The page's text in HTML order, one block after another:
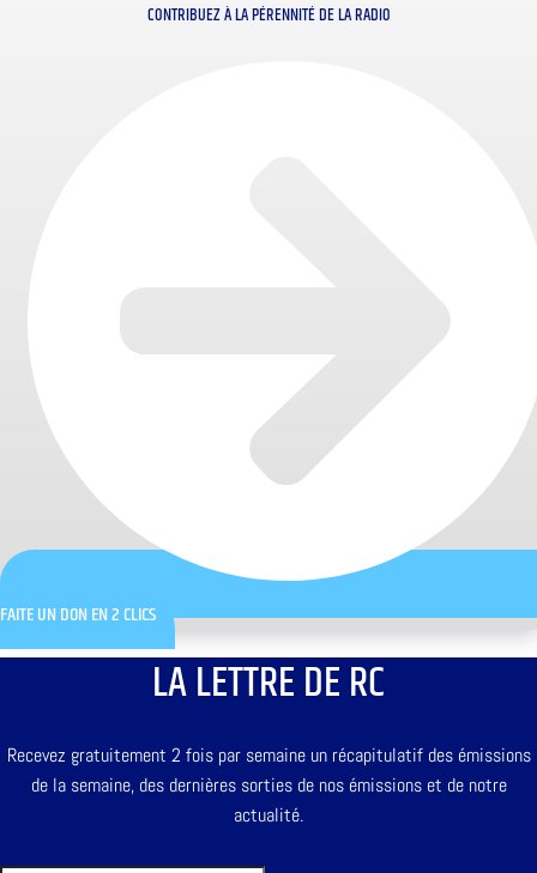
CONTRIBUEZ À LA PÉRENNITÉ DE LA RADIO
FAITE UN DON EN 2 CLICS
LA LETTRE DE RC
Recevez gratuitement 2 fois par semaine un récapitulatif des émissions
de la semaine, des dernières sorties de nos émissions et de notre
actualité.